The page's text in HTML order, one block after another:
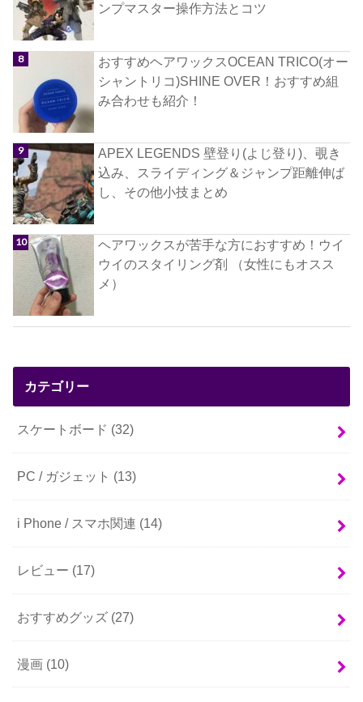
ンプマスター操作方法とコツ
おすすめヘアワックスOCEAN TRICO(オー
シャントリコ)SHINE OVER！おすすめ組
み合わせも紹介！
APEX LEGENDS 壁登り(よじ登り)、覗き
込み、スライディング＆ジャンプ距離伸ば
し、その他小技まとめ
ヘアワックスが苦手な方におすすめ！ウイ
ウイのスタイリング剤 （女性にもオスス
メ）
カテゴリー
スケートボード (32)
PC / ガジェット (13)
i Phone / スマホ関連 (14)
レビュー (17)
おすすめグッズ (27)
漫画 (10)